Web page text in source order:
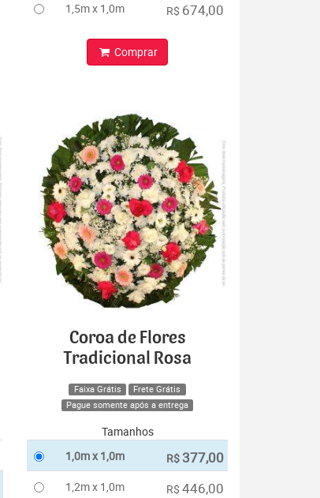
1,5m x 1,0m R$ 674,00
Comprar
Coroa de Flores
Tradicional Rosa
Faixa Grátis
Frete Grátis
Pague somente após a entrega
Tamanhos
1,0m x 1,0m
R$ 377,00
1,2m x 1,0m R$ 446,00